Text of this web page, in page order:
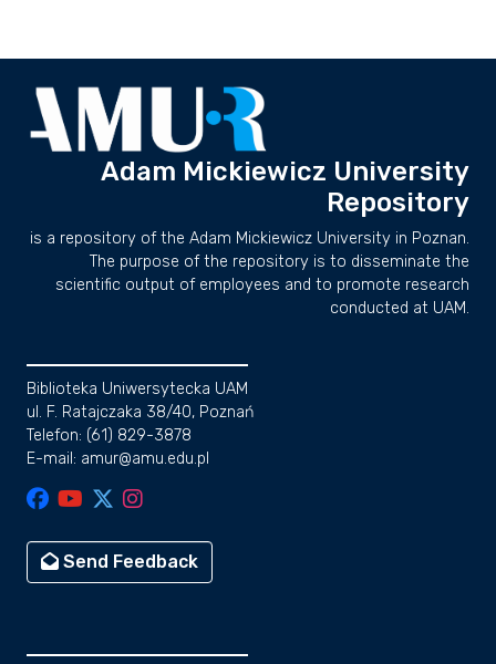
Adam Mickiewicz University
Repository
is a repository of the Adam Mickiewicz University in Poznan.
The purpose of the repository is to disseminate the
scientific output of employees and to promote research
conducted at UAM.
Biblioteka Uniwersytecka UAM
ul. F. Ratajczaka 38/40, Poznań
Telefon: (61) 829-3878
E-mail: amur@amu.edu.pl
Send Feedback